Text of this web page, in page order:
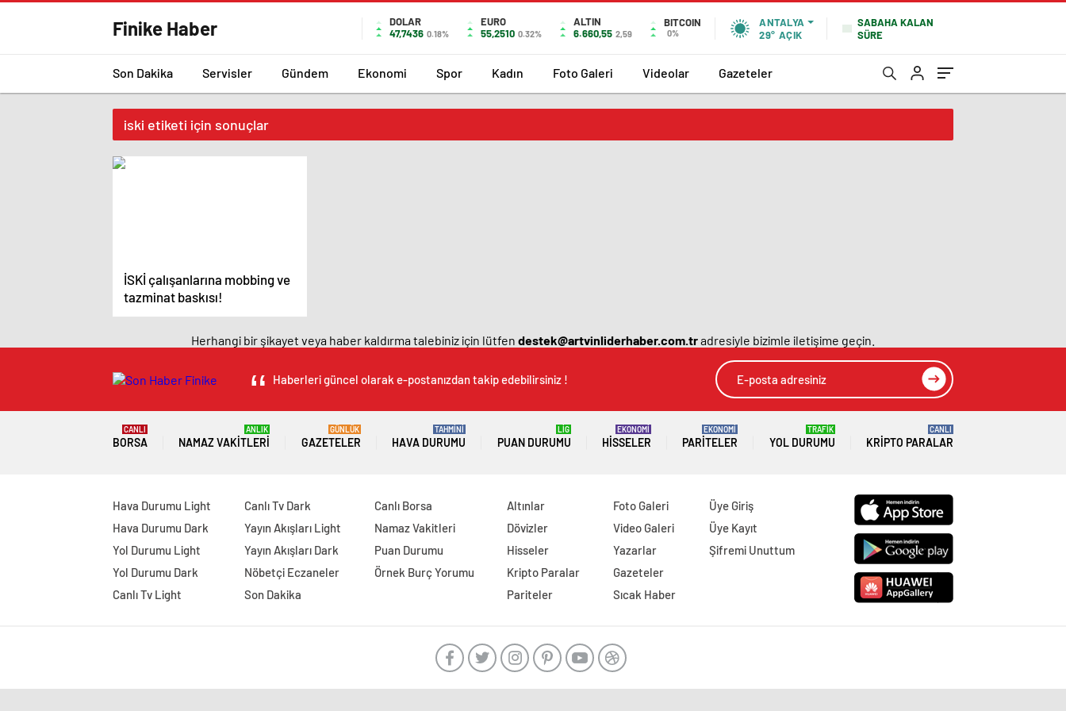
Finike Haber
DOLAR
47,7436 0.18%
EURO
55,2510 0.32%
ALTIN
6.660,55 2,59
BITCOIN
0%
ANTALYA
29° AÇIK
SABAHA KALAN
SÜRE
Son Dakika Servisler Gündem Ekonomi Spor Kadın Foto Galeri Videolar Gazeteler
iski etiketi için sonuçlar
İSKİ çalışanlarına mobbing ve
tazminat baskısı!
Herhangi bir şikayet veya haber kaldırma talebiniz için lütfen destek@artvinliderhaber.com.tradresiyle bizimle iletişime geçin.
Haberleri güncel olarak e-postanızdan takip edebilirsiniz !
BORSA
CANLI
NAMAZ VAKITLERI
ANLIK
GAZETELER
GÜNLÜK
HAVA DURUMU
TAHMİNİ
PUAN DURUMU
LİG
HISSELER
EKONOMİ
PARITELER
EKONOMİ
YOL DURUMU
TRAFİK
KRIPTO PARALAR
CANLI
Hava Durumu Light
Hava Durumu Dark
Yol Durumu Light
Yol Durumu Dark
Canlı Tv Light
Canlı Tv Dark
Yayın Akışları Light
Yayın Akışları Dark
Nöbetçi Eczaneler
Son Dakika
Canlı Borsa
Namaz Vakitleri
Puan Durumu
Örnek Burç Yorumu
Altınlar
Dövizler
Hisseler
Kripto Paralar
Pariteler
Foto Galeri
Video Galeri
Yazarlar
Gazeteler
Sıcak Haber
Üye Giriş
Üye Kayıt
Şifremi Unuttum